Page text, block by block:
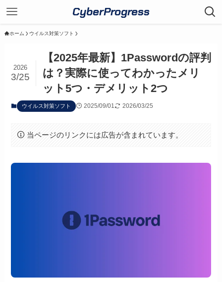
CyberProgress
ホーム ウイルス対策ソフト
【2025年最新】1Passwordの評判
は？実際に使ってわかったメリ
ット5つ・デメリット2つ
2026
3/25
ウイルス対策ソフト 2025/09/01 2026/03/25
当ページのリンクには広告が含まれています。